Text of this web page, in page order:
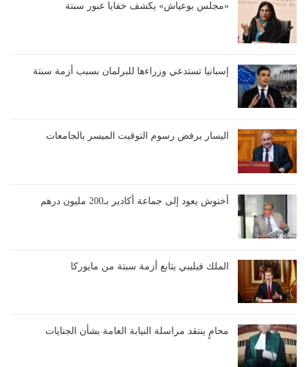
«مجلس بوعياش» يكشف خفايا عبور سبتة
إسبانيا تستدعي وزراءها للبرلمان بسبب أزمة سبتة
اليسار يرفض رسوم التوقيت الميسر بالجامعات
أخنوش يعود إلى جماعة أكادير بـ200 مليون درهم
الملك فيليبي يتابع أزمة سبتة من مايوركا
محامٍ ينتقد مراسلة النيابة العامة بشأن الجنايات